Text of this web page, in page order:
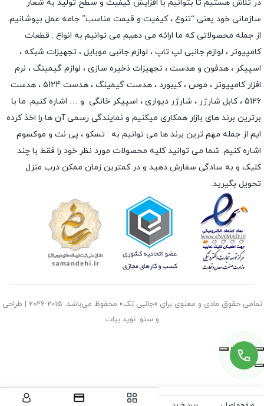
در تلاش هستیم تا بتوانیم با افزایش کیفیت و سطح تولید به شعار
سازمانی خود یعنی “تنوع ، کیفیت و قیمت مناسب” جامه عمل بپوشانیم.
از جمله محصولاتی که ما ارائه می دهیم می توانیم به انواع : قطعات
کامپیوتر ، لوازم جانبی لپ تاپ ، لوازم جانبی موبایل ، تجهیزات شبکه ،
اسپیکر ، هدفون و هدست ، تجهیزات ذخیره سازی ، لوازم گیمینگ ، نرم
افزار کامپیوتر ، موس ،کیبورد ، هدست گیمینگ
، هدست 5124 ، هدست
5126 ،
کابل شارژر ، شارژر دیواری ، اسپیکر خانگی و … اشاره کنیم. ما با
برترین برند های بازار همکاری میکنیم و نمایندگی رسمی آن ها را اخذ کرده
ایم از جمله مهم ترین برند ها می توانیم به : تسکو ، پی نت و موکسوم
اشاره کنیم. شما می توانید کلیه محصولات مورد نظر خود را فقط با چند
کلیک و به سادگی سفارش دهید و در کمترین زمان ممکن درب منزل
تحویل بگیرید.
تمامی حقوق مادی و معنوی برای «جانبی تک» محفوظ می‌باشد. 2015-2026 | طراحی
و سئو: نوید بیات